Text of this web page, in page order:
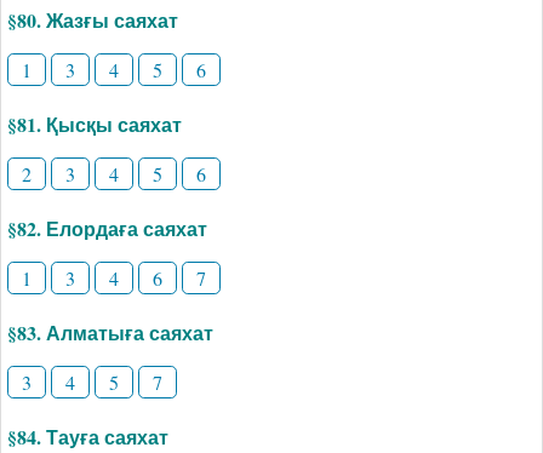
§80. Жазғы саяхат
1 3 4 5 6
§81. Қысқы саяхат
2 3 4 5 6
§82. Елордаға саяхат
1 3 4 6 7
§83. Алматыға саяхат
3 4 5 7
§84. Тауға саяхат